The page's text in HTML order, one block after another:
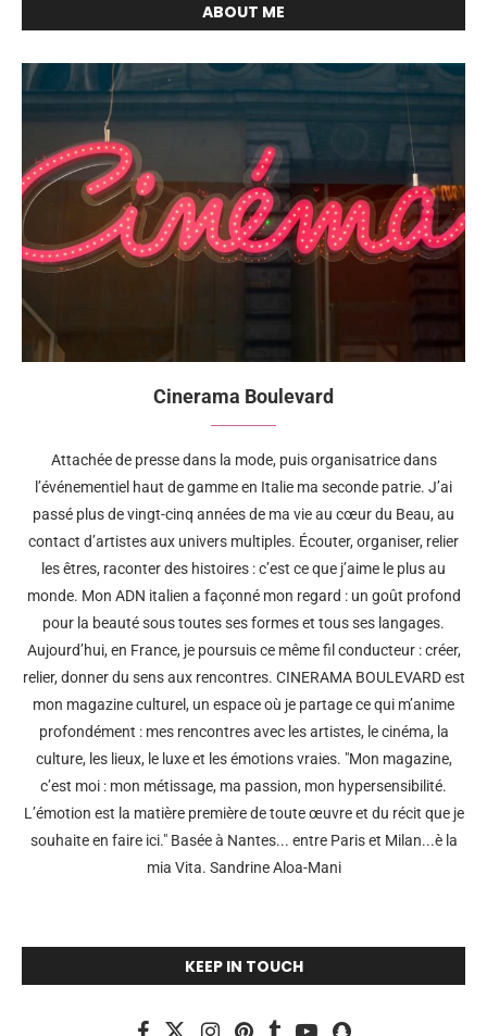
ABOUT ME
Cinerama Boulevard
Attachée de presse dans la mode, puis organisatrice dans
l’événementiel haut de gamme en Italie ma seconde patrie. J’ai
passé plus de vingt-cinq années de ma vie au cœur du Beau, au
contact d’artistes aux univers multiples. Écouter, organiser, relier
les êtres, raconter des histoires : c’est ce que j’aime le plus au
monde. Mon ADN italien a façonné mon regard : un goût profond
pour la beauté sous toutes ses formes et tous ses langages.
Aujourd’hui, en France, je poursuis ce même fil conducteur : créer,
relier, donner du sens aux rencontres. CINERAMA BOULEVARD est
mon magazine culturel, un espace où je partage ce qui m’anime
profondément : mes rencontres avec les artistes, le cinéma, la
culture, les lieux, le luxe et les émotions vraies. "Mon magazine,
c’est moi : mon métissage, ma passion, mon hypersensibilité.
L’émotion est la matière première de toute œuvre et du récit que je
souhaite en faire ici." Basée à Nantes... entre Paris et Milan...è la
mia Vita. Sandrine Aloa-Mani
KEEP IN TOUCH